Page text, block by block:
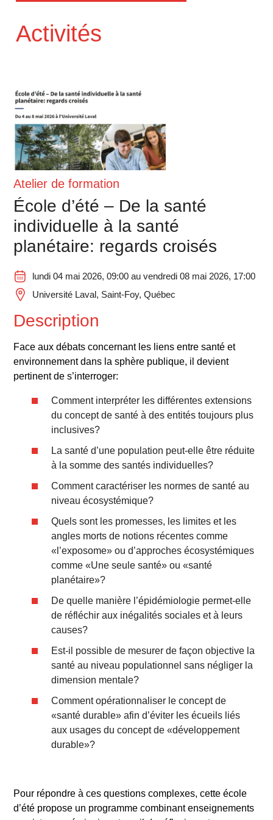
Activités
Atelier de formation
École d’été – De la santé
individuelle à la santé
planétaire: regards croisés
lundi 04 mai 2026, 09:00 au vendredi 08 mai 2026, 17:00
Université Laval, Saint-Foy, Québec
Description
Face aux débats concernant les liens entre santé et
environnement dans la sphère publique, il devient
pertinent de s’interroger:
Comment interpréter les différentes extensions
du concept de santé à des entités toujours plus
inclusives?
La santé d’une population peut-elle être réduite
à la somme des santés individuelles?
Comment caractériser les normes de santé au
niveau écosystémique?
Quels sont les promesses, les limites et les
angles morts de notions récentes comme
«l’exposome» ou d’approches écosystémiques
comme «Une seule santé» ou «santé
planétaire»?
De quelle manière l’épidémiologie permet-elle
de réfléchir aux inégalités sociales et à leurs
causes?
Est-il possible de mesurer de façon objective la
santé au niveau populationnel sans négliger la
dimension mentale?
Comment opérationnaliser le concept de
«santé durable» afin d’éviter les écueils liés
aux usages du concept de «développement
durable»?
Pour répondre à ces questions complexes, cette école
d’été propose un programme combinant enseignements